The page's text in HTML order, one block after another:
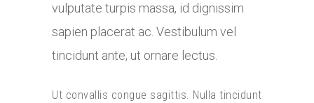
vulputate turpis massa, id dignissim
sapien placerat ac. Vestibulum vel
tincidunt ante, ut ornare lectus.
Ut convallis congue sagittis. Nulla tincidunt